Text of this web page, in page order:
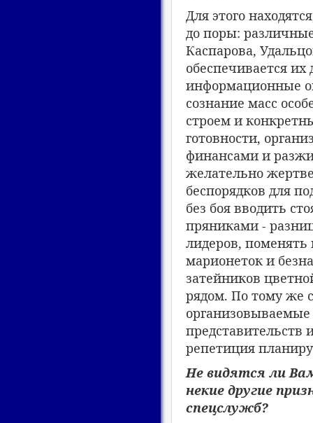
Для этого
до поры:
Каспарова,
обеспечивается
информационные
сознание масс
строем и
готовности,
финансами и
желательно
беспорядков для
без боя вводить
пряниками -
лидеров,
марионеток и
затейников
рядом. По тому же
представительств
репетиция
Не видятся ли
некие другие
спецслужб?